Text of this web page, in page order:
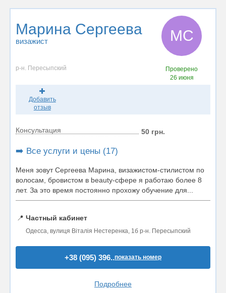
Марина Сергеева
визажист МС
р-н. Пересыпский
Проверено
26 июня
Добавить
отзыв
Консультация 50 грн.
➡️ Все услуги и цены (17)
Меня зовут Сергеева Марина, визажистом-стилистом по
волосам, бровистом в beauty-сфере я работаю более 8
лет. За это время постоянно прохожу обучение для...
📍 Частный кабинет
Одесса, вулиця Віталія Нестеренка, 1б р-н. Пересыпский
+38 (095) 396..показать номер
Подробнее